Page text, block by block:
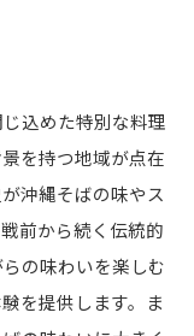
込めた特別な料理
を持つ地域が点在
沖縄そばの味やス
前から続く伝統的
の味わいを楽しむ
を提供します。ま